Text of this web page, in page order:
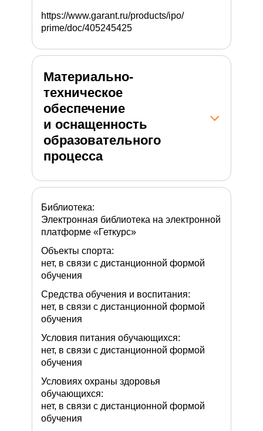
https://www.garant.ru/products/ipo/
prime/doc/405245425
Материально-
техническое
обеспечение
и оснащенность
образовательного
процесса
Библиотека:
Электронная библиотека на электронной
платформе «Геткурс»
Объекты спорта:
нет, в связи с дистанционной формой
обучения
Средства обучения и воспитания:
нет, в связи с дистанционной формой
обучения
Условия питания обучающихся:
нет, в связи с дистанционной формой
обучения
Условиях охраны здоровья
обучающихся:
нет, в связи с дистанционной формой
обучения